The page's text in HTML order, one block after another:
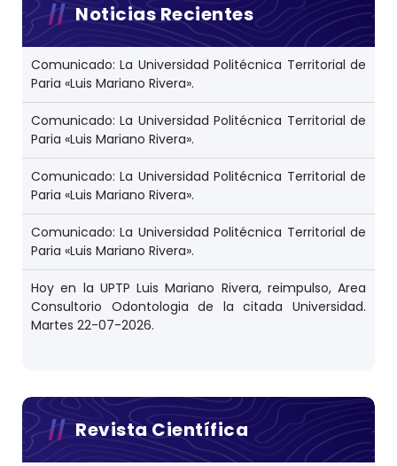
Noticias Recientes
Comunicado: La Universidad Politécnica Territorial de
Paria «Luis Mariano Rivera».
Comunicado: La Universidad Politécnica Territorial de
Paria «Luis Mariano Rivera».
Comunicado: La Universidad Politécnica Territorial de
Paria «Luis Mariano Rivera».
Comunicado: La Universidad Politécnica Territorial de
Paria «Luis Mariano Rivera».
Hoy en la UPTP Luis Mariano Rivera, reimpulso, Area
Consultorio Odontologia de la citada Universidad.
Martes 22-07-2026.
Revista Científica